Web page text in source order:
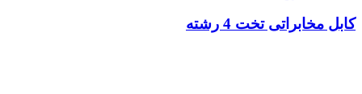
کابل مخابراتی تخت 4 رشته